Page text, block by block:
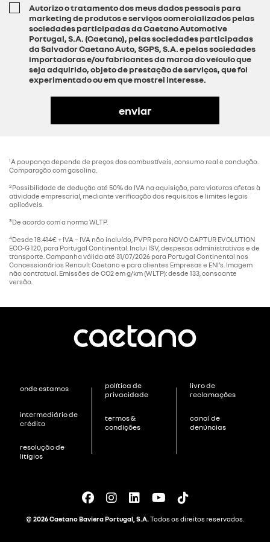
Autorizo o tratamento dos meus dados pessoais para
marketing de produtos e serviços comercializados pelas
sociedades participadas da Caetano Automotive
Portugal, S.A. (Caetano), pelas sociedades participadas
da Salvador Caetano Auto, SGPS, S.A. e pelas sociedades
importadoras e/ou fabricantes da marca do veículo que
seja adquirido, objeto de prestação de serviços, que foi
experimentado ou em que mostrei interesse.
1A poupança depende de preços dos combustíveis, consumo real e condução.
Comparação com gasolina.
2 Possibilidade de dedução até 50% do IVA na aquisição, para viaturas afetas à
atividade empresarial, mediante verificação dos requisitos e limites legais
aplicáveis.
3 De acordo com a norma WLTP.
4Desde 18.414€ + IVA – IVA não incluído, PVPR para NOVO CAPTUR EVOLUTION
ECO-G 120, para Portugal Continental. Inclui ISV, despesas administrativas e de
transporte. Campanha válida até 31/07/2026 para Portugal Continental nos
Concessionários Renault Caetano e para clientes Empresas e ENI’s. Imagem
não contratual. Emissões de CO2 em g/km (WLTP): desde 133, consoante
versão.
onde estamos
intermediário de
crédito
resolução de
litígios
política de
privacidade
termos &
condições
livro de
reclamações
canal de
denúncias
© 2026Caetano Baviera Portugal, S.A.Todos os direitos reservados.